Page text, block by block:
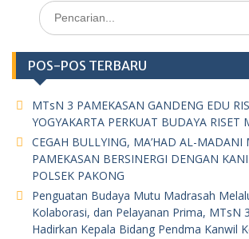
Search
for:
POS-POS TERBARU
MTsN 3 PAMEKASAN GANDENG EDU
YOGYAKARTA PERKUAT BUDAYA RISET
CEGAH BULLYING, MA’HAD AL-MADANI
PAMEKASAN BERSINERGI DENGAN
POLSEK PAKONG
Penguatan Budaya Mutu Madrasah
Kolaborasi, dan Pelayanan Prima, MTsN
Hadirkan Kepala Bidang Pendma Kanwil